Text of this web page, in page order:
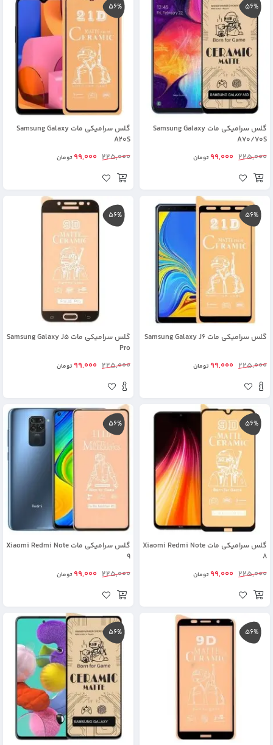
56%
گلس سرامیکی مات Samsung Galaxy
A70/70S
225,000
99,000تومان
56%
گلس سرامیکی مات Samsung Galaxy
A20S
225,000
99,000تومان
56%
گلس سرامیکی مات Samsung Galaxy J6
225,000
99,000تومان
56%
گلس سرامیکی مات Samsung Galaxy J5
Pro
225,000
99,000تومان
56%
گلس سرامیکی مات Xiaomi Redmi Note
8
225,000
99,000تومان
56%
گلس سرامیکی مات Xiaomi Redmi Note
9
225,000
99,000تومان
56%
56%